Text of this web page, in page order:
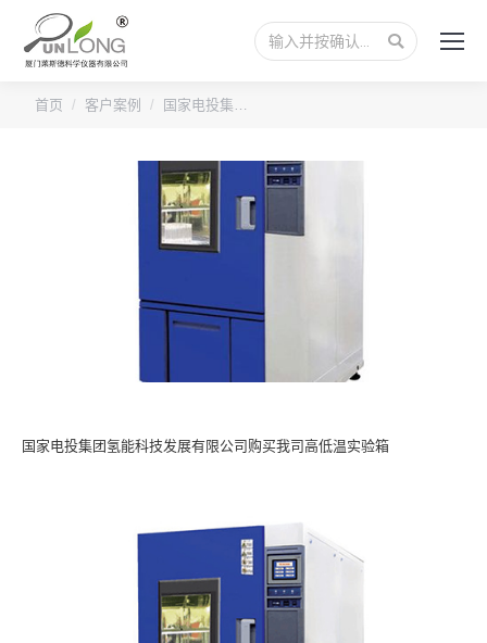
搜
索：
您的位置：
首页 客户案例 国家电投集…
国家电投集团氢能科技发展有限公司购买我司高低温实验箱